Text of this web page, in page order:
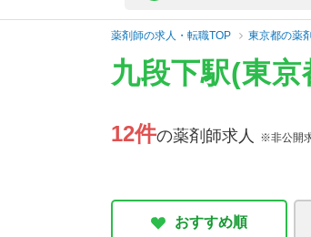
薬剤師の求人・転職TOP 東京都の薬
九段下駅(東
12件の薬剤師求人 ※非公開
おすすめ順